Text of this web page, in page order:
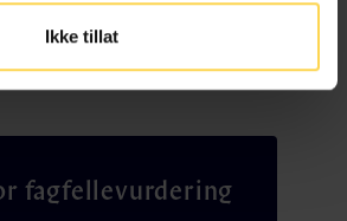
Ikke tillat
fagfelle­vurdering